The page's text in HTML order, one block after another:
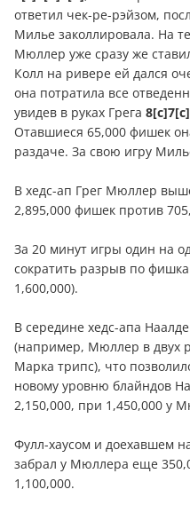
ответил чек-ре-рэйзом,
Милье заколлировала. На
Мюллер уже сразу же
Колл на ривере ей дался
она потратила все
увидев в руках Грега 8[c]7[c]
Отавшиеся 65,000 фишек
раздаче. За свою игру
В хедс-ап Грег Мюллер
2,895,000 фишек против
За 20 минут игры один на
сократить разрыв по
1,600,000).
В середине хедс-апа
(например, Мюллер в двух
Марка трипс), что
новому уровню блайндов
2,150,000, при 1,450,000 у
Фулл-хаусом и доехавшем
забрал у Мюллера еще
1,100,000.